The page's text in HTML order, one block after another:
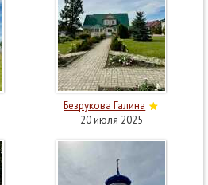
Безрукова Галина
20 июля 2025